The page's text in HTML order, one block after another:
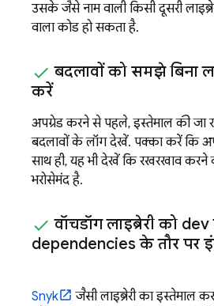
उसके जैसे नाम वाली किसी दूसरी
वाला कोड हो सकता है.
बदलावों को समझे बिना
करें
अपग्रेड करने से पहले, इस्तेमाल की जा
बदलावों के लॉग देखें. पक्का करें कि
साथ ही, यह भी देखें कि रखरखाव करने
भरोसेमंद है.
वॉचडॉग लाइब्रेरी को
dependencies के तौर पर
Snyk
जैसी लाइब्रेरी का इस्तेमाल